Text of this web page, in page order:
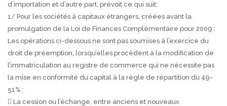
d’importation et d’autre part, prévoit ce qui suit:
1/ Pour les sociétés à capitaux étrangers, créées avant la
promulgation de la Loi de Finances Complémentaire pour 2009 :
Les opérations ci-dessous ne sont pas soumises à l’exercice du
droit de préemption, lorsqu’elles procèdent à la modification de
l’immatriculation au registre de commerce qui ne nécessite pas
la mise en conformité du capital à la règle de répartition du 49-
51% :
 La cession ou l’échange, entre anciens et nouveaux